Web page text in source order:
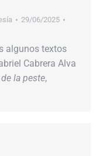
29/06/2025
algunos textos
Cabrera Alva
la peste,